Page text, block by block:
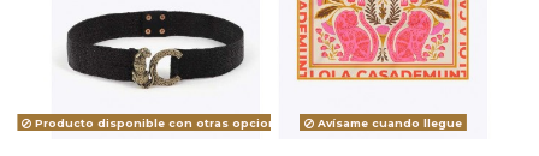
Producto disponible con otras opciones Avísame cuando llegue